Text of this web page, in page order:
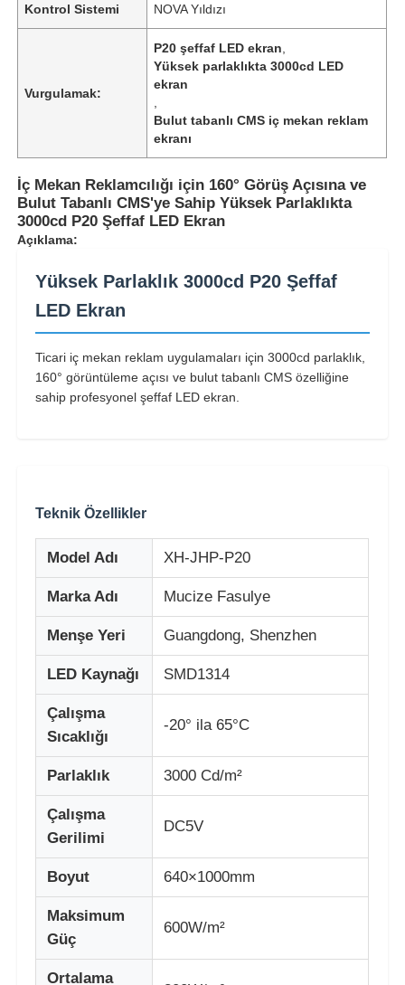
Ürünler
Hakkımızda
Fabrika turu
Bize Ulaşın
Tüm servis talepleri
Bir İndirim İste
LED örgü ekran
Kontrol Sistemi NOVA Yıldızı
Vurgulamak:
P20 şeffaf LED ekran
Yüksek parlaklıkta 3000cd LED
ekran
Bulut tabanlı CMS iç mekan reklam
ekranı
İç Mekan Reklamcılığı için 160° Görüş Açısına ve
Bulut Tabanlı CMS'ye Sahip Yüksek Parlaklıkta
3000cd P20 Şeffaf LED Ekran
Açıklama:
Yüksek Parlaklık 3000cd P20 Şeffaf
LED Ekran
Ticari iç mekan reklam uygulamaları için 3000cd parlaklık,
160° görüntüleme açısı ve bulut tabanlı CMS özelliğine
sahip profesyonel şeffaf LED ekran.
Teknik Özellikler
Model Adı XH-JHP-P20
Marka Adı Mucize Fasulye
Menşe Yeri Guangdong, Shenzhen
LED Kaynağı SMD1314
Çalışma
Sıcaklığı
-20° ila 65°C
Parlaklık 3000 Cd/m²
Çalışma
Gerilimi
DC5V
Boyut 640×1000mm
Maksimum
Güç
600W/m²
Ortalama